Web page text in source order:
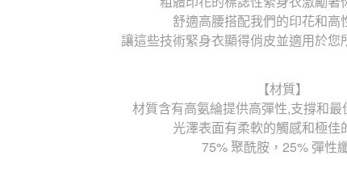
舒適高腰搭配我們的印花和高
讓這些技術緊身衣顯得俏皮並適用於您
【材質】
材質含有高氨綸提供高彈性,支撐和最
光澤表面有柔軟的觸感和極佳
75% 聚酰胺，25% 彈性